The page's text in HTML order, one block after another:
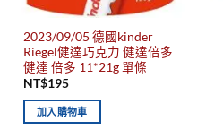
2023/09/05 德國kinder
Riegel健達巧克力 健達倍多
健達 倍多 11*21g 單條
NT$195
加入購物車